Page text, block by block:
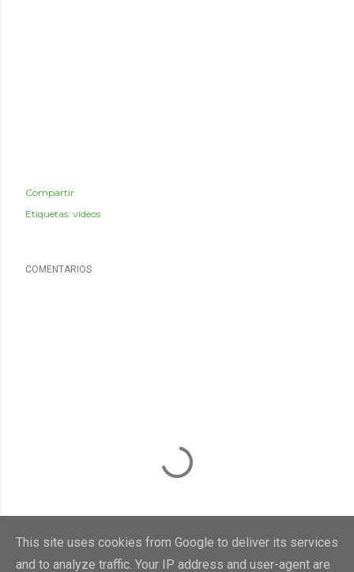
Compartir
Etiquetas: vídeos
COMENTARIOS
This site uses cookies from Google to deliver its services
and to analyze traffic. Your IP address and user-agent are